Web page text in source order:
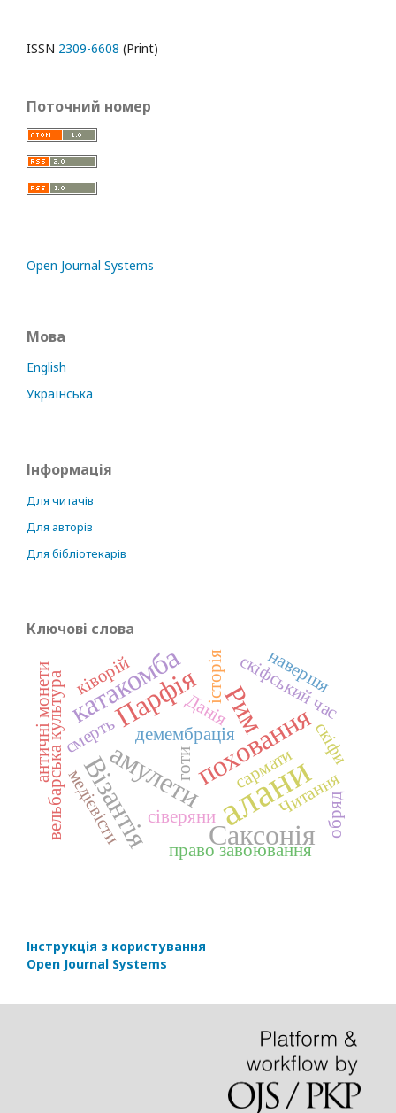
ISSN 2309-6608 (Print)
Поточний номер
Open Journal Systems
Мова
English
Українська
Інформація
Для читачів
Для авторів
Для бібліотекарів
Ключові слова
алани
амулети
Парфія Рим
поховання
Візантія
катакомба
Саксонія
демембрація
скіфський час
сіверяни
вельбарська культура готи сармати
Читання
право завоювання
Данія
навершя
скіфи
ківорій
медієвісти обряд
смерть
античні монети історія
Інструкція з користування
Open Journal Systems